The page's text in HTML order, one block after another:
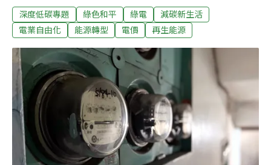
和平自2020年發起「RE10x10」倡議行動，邀集企業承諾
在2025年達到至少10%的綠電使用率，並發布
2024年與前一年的報告，歸納出三大重點與兩項建議。
一、綠電進入自由市場比例持續攀升，中小企業採購家數
與交易量逐漸提升比起2022年只有約4.9%綠電進入自由市
場，2024年已逐年提高至8.8%，顯示隨著躉購費率持續下
調，台電壟斷綠電收購的局面正在轉變。雖然占綠電市場
41.6%的台積電仍是最大買家，但已比2023年下降了近一
半。值得關注的是，2024年前五大綠電買家（台積電、聯
華電子、友達、台灣美光和台達電）仍占自由市場的51.8
深度低碳專題 綠色和平 綠電
減碳新生活
電業自由化
能源轉型 電價 再生能源